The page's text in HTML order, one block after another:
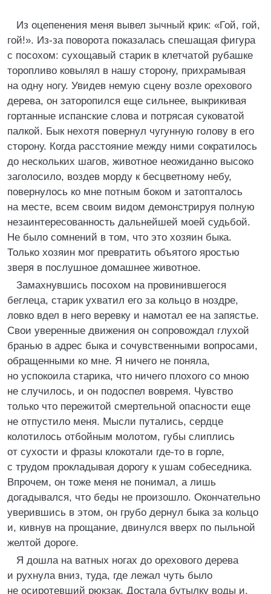
Из оцепенения меня вывел зычный крик: «Гой, гой,
гой!». Из-за поворота показалась спешащая фигура
с посохом: сухощавый старик в клетчатой рубашке
торопливо ковылял в нашу сторону, прихрамывая
на одну ногу. Увидев немую сцену возле орехового
дерева, он заторопился еще сильнее, выкрикивая
гортанные испанские слова и потрясая суковатой
палкой. Бык нехотя повернул чугунную голову в его
сторону. Когда расстояние между ними сократилось
до нескольких шагов, животное неожиданно высоко
заголосило, воздев морду к бесцветному небу,
повернулось ко мне потным боком и затопталось
на месте, всем своим видом демонстрируя полную
незаинтересованность дальнейшей моей судьбой.
Не было сомнений в том, что это хозяин быка.
Только хозяин мог превратить объятого яростью
зверя в послушное домашнее животное.
Замахнувшись посохом на провинившегося
беглеца, старик ухватил его за кольцо в ноздре,
ловко вдел в него веревку и намотал ее на запястье.
Свои уверенные движения он сопровождал глухой
бранью в адрес быка и сочувственными вопросами,
обращенными ко мне. Я ничего не поняла,
но успокоила старика, что ничего плохого со мною
не случилось, и он подоспел вовремя. Чувство
только что пережитой смертельной опасности еще
не отпустило меня. Мысли путались, сердце
колотилось отбойным молотом, губы слиплись
от сухости и фразы клокотали где-то в горле,
с трудом прокладывая дорогу к ушам собеседника.
Впрочем, он тоже меня не понимал, а лишь
догадывался, что беды не произошло. Окончательно
уверившись в этом, он грубо дернул быка за кольцо
и, кивнув на прощание, двинулся вверх по пыльной
желтой дороге.
Я дошла на ватных ногах до орехового дерева
и рухнула вниз, туда, где лежал чуть было
не осиротевший рюкзак. Достала бутылку воды и,